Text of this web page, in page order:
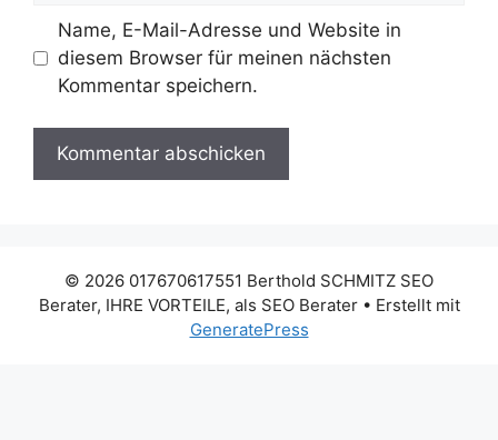
Name, E-Mail-Adresse und Website in
diesem Browser für meinen nächsten
Kommentar speichern.
© 2026 017670617551 Berthold SCHMITZ SEO
Berater, IHRE VORTEILE, als SEO Berater• Erstellt mit
GeneratePress